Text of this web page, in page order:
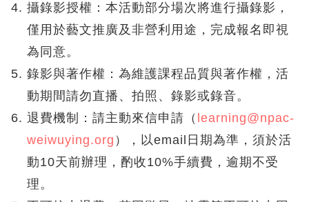
攝錄影授權：本活動部分場次將進行攝錄影，
僅用於藝文推廣及非營利用途，完成報名即視
為同意。
錄影與著作權：為維護課程品質與著作權，活
動期間請勿直播、拍照、錄影或錄音。
退費機制：請主動來信申請（ learning@npac-
weiwuying.org ），以email日期為準，須於活
動10天前辦理，酌收10%手續費，逾期不受
理。